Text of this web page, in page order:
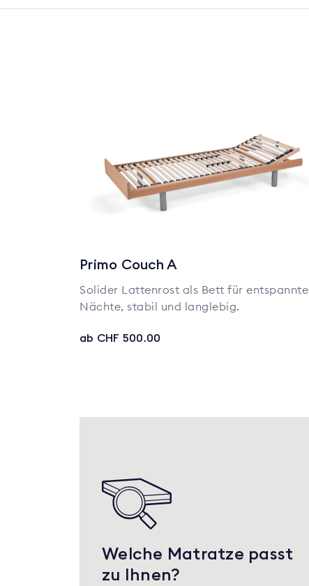
Primo Couch A
Solider Lattenrost als Bett für entspannte
Nächte, stabil und langlebig.
ab CHF 500.00
Welche Matratze passt
zu Ihnen?